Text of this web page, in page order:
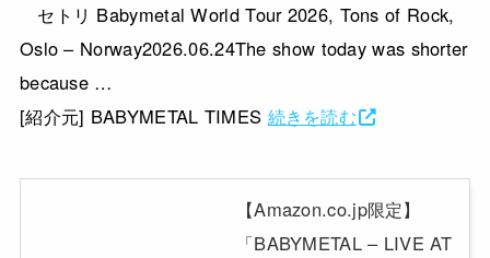
セトリ Babymetal World Tour 2026, Tons of Rock,
Oslo – Norway2026.06.24The show today was shorter
because …
[紹介元] BABYMETAL TIMES 続きを読む
【Amazon.co.jp限定】
「BABYMETAL – LIVE AT